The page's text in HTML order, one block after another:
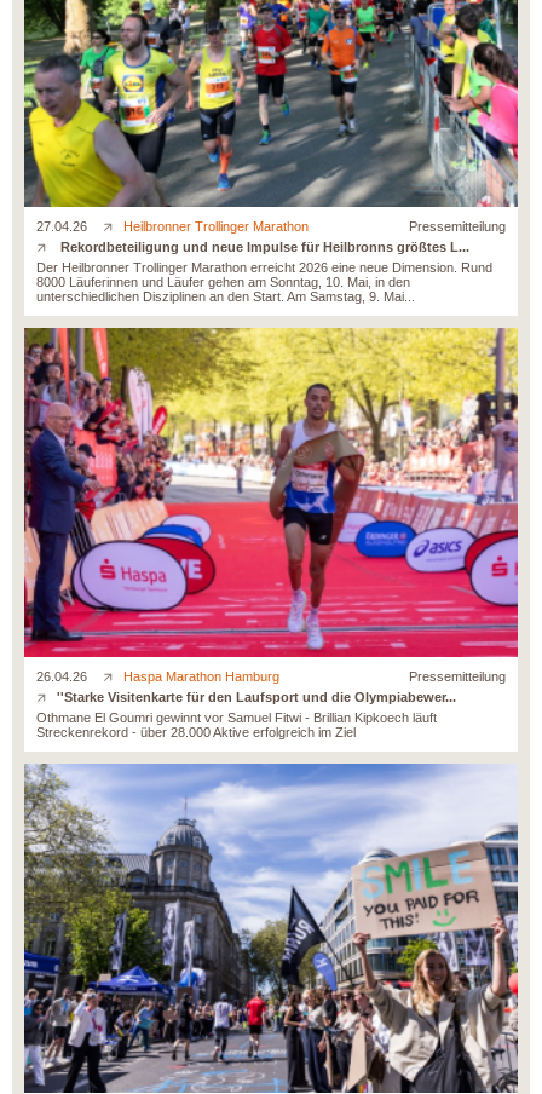
27.04.26 Heilbronner Trollinger Marathon
Pressemitteilung
Rekordbeteiligung und neue Impulse für Heilbronns größtes L...
Der Heilbronner Trollinger Marathon erreicht 2026 eine neue Dimension. Rund
8000 Läuferinnen und Läufer gehen am Sonntag, 10. Mai, in den
unterschiedlichen Disziplinen an den Start. Am Samstag, 9. Mai...
26.04.26 Haspa Marathon Hamburg
Pressemitteilung
''Starke Visitenkarte für den Laufsport und die Olympiabewer...
Othmane El Goumri gewinnt vor Samuel Fitwi - Brillian Kipkoech läuft
Streckenrekord - über 28.000 Aktive erfolgreich im Ziel